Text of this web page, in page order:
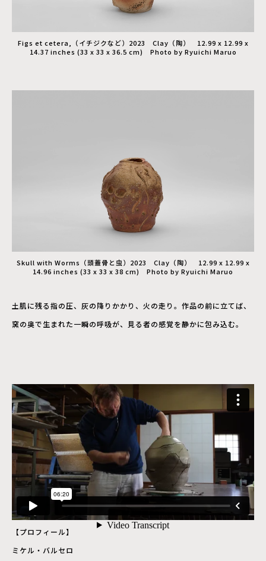
Figs et cetera,（イチジクなど）2023 Clay（陶） 12.99 x 12.99 x
14.37 inches (33 x 33 x 36.5 cm) Photo by Ryuichi Maruo
Skull with Worms（頭蓋骨と虫）2023 Clay（陶） 12.99 x 12.99 x
14.96 inches (33 x 33 x 38 cm) Photo by Ryuichi Maruo
土肌に残る指の圧、灰の降りかかり、火の走り。作品の前に立てば、
窯の奥で生まれた一瞬の呼吸が、見る者の感覚を静かに包み込む。
【プロフィール】
ミケル・バルセロ